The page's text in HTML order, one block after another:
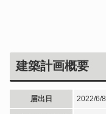
建築計画概要
届出日 2022/6/8